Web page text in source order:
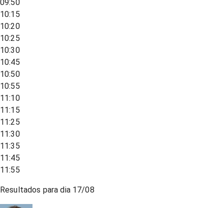
09:50
10:15
10:20
10:25
10:30
10:45
10:50
10:55
11:10
11:15
11:25
11:30
11:35
11:45
11:55
Resultados para dia 17/08